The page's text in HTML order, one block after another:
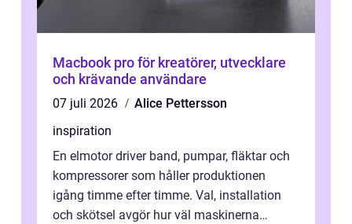
Macbook pro för kreatörer, utvecklare
och krävande användare
07 juli 2026
Alice Pettersson
inspiration
En elmotor driver band, pumpar, fläktar och
kompressorer som håller produktionen
igång timme efter timme. Val, installation
och skötsel avgör hur väl maskinerna